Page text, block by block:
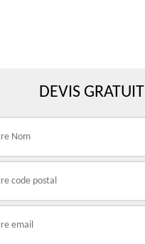
DEVIS GRATUIT